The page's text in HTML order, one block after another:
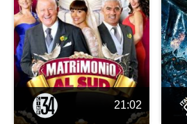
21:02